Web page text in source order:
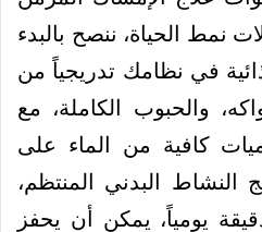
نمط الحياة، ننصح بالبدء
في نظامك تدريجياً من
والحبوب الكاملة، مع
كافية من الماء على
النشاط البدني المنتظم،
المشي لمدة 30 دقيقة يومياً، يمكن أن يحفز